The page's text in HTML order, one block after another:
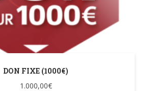
DON FIXE (1000€)
1.000,00€